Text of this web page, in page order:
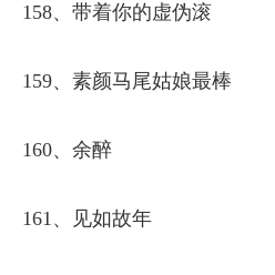
158、带着你的虚伪滚
159、素颜马尾姑娘最棒
160、余醉
161、见如故年